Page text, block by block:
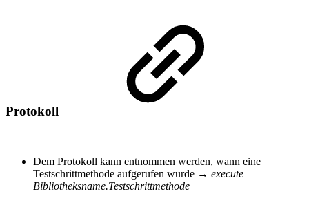
Protokoll
Dem Protokoll kann entnommen werden, wann eine
Testschrittmethode aufgerufen wurde → execute
Bibliotheksname.Testschrittmethode